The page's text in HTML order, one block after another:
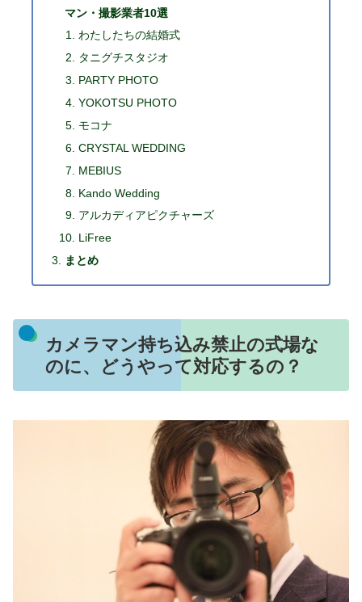
マン・撮影業者10選
わたしたちの結婚式
タニグチスタジオ
PARTY PHOTO
YOKOTSU PHOTO
モコナ
CRYSTAL WEDDING
MEBIUS
Kando Wedding
アルカディアピクチャーズ
LiFree
まとめ
カメラマン持ち込み禁止の式場な
のに、どうやって対応するの？